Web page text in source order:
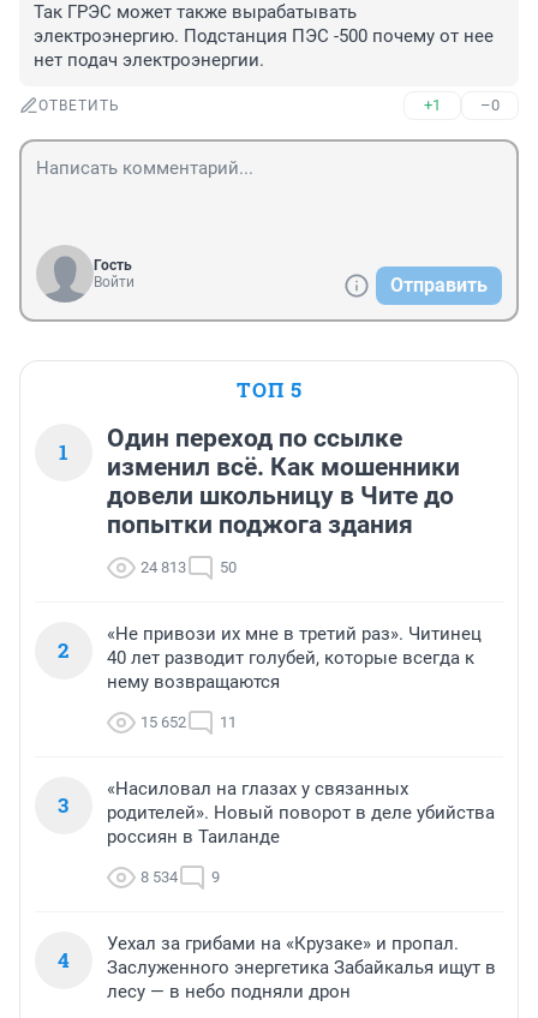
Так ГРЭС может также вырабатывать
электроэнергию. Подстанция ПЭС -500 почему от нее
нет подач электроэнергии.
ОТВЕТИТЬ +1 –0
Гость
Войти
Отправить
ТОП 5
1
Один переход по ссылке
изменил всё. Как мошенники
довели школьницу в Чите до
попытки поджога здания
24 813 50
2
«Не привози их мне в третий раз». Читинец
40 лет разводит голубей, которые всегда к
нему возвращаются
15 652 11
3
«Насиловал на глазах у связанных
родителей». Новый поворот в деле убийства
россиян в Таиланде
8 534 9
4
Уехал за грибами на «Крузаке» и пропал.
Заслуженного энергетика Забайкалья ищут в
лесу — в небо подняли дрон